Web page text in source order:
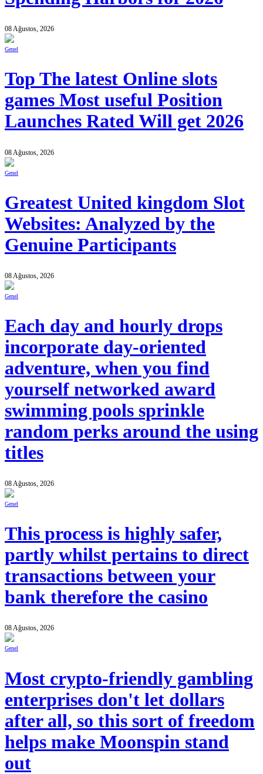
08 Ağustos, 2026
Genel
Top The latest Online slots
games Most useful Position
Launches Rated Will get 2026
08 Ağustos, 2026
Genel
Greatest United kingdom Slot
Websites: Analyzed by the
Genuine Participants
08 Ağustos, 2026
Genel
Each day and hourly drops
incorporate day-oriented
adventure, when you find
yourself networked award
swimming pools sprinkle
random perks around the using
titles
08 Ağustos, 2026
Genel
This process is highly safer,
partly whilst pertains to direct
transactions between your
bank therefore the casino
08 Ağustos, 2026
Genel
Most crypto-friendly gambling
enterprises don't let dollars
after all, so this sort of freedom
helps make Moonspin stand
out